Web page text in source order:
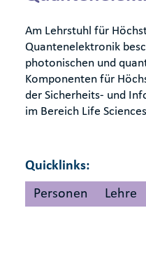
Am Lehrstuhl für
Quantenelektronik
photonischen und
Komponenten für
der Sicherheits- und
im Bereich Life
Quicklinks:
Personen
Lehre